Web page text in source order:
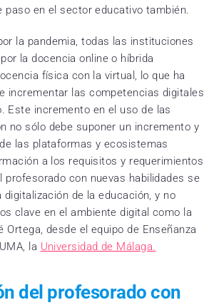
paso en el sector educativo también.
la pandemia, todas las instituciones
la docencia online o híbrida
física con la virtual, lo que ha
incrementar las competencias digitales
Este incremento en el uso de las
no sólo debe suponer un incremento y
las plataformas y ecosistemas
a los requisitos y requerimientos
con nuevas habilidades se
de la educación, y no
clave en el ambiente digital como la
Ortega, desde el equipo de Enseñanza
la Universidad de Málaga.
del profesorado con